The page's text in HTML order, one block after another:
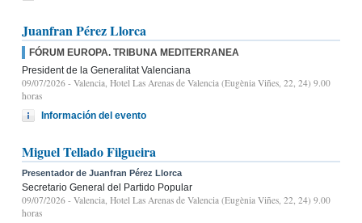
Juanfran Pérez Llorca
FÓRUM EUROPA. TRIBUNA MEDITERRANEA
President de la Generalitat Valenciana
09/07/2026 - Valencia, Hotel Las Arenas de Valencia (Eugènia Viñes, 22, 24) 9.00
horas
Información del evento
Miguel Tellado Filgueira
Presentador de Juanfran Pérez Llorca
Secretario General del Partido Popular
09/07/2026 - Valencia, Hotel Las Arenas de Valencia (Eugènia Viñes, 22, 24) 9.00
horas